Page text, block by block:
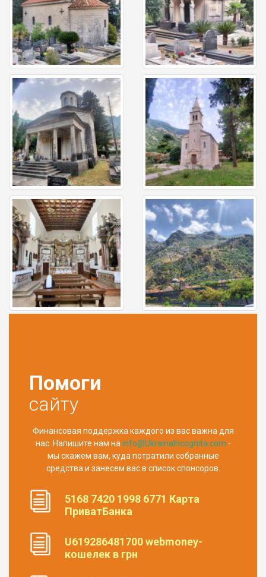
Помоги
сайту
Финансовая поддержка каждого из вас важна для
нас. Напишите нам на info@UkrainaIncognita.com -
мы скажем вам, куда потратили собранные
средства и занесем вас в список спонсоров.
5168 7420 1998 6771 Карта
ПриватБанка
U619286481700 webmoney-
кошелек в грн